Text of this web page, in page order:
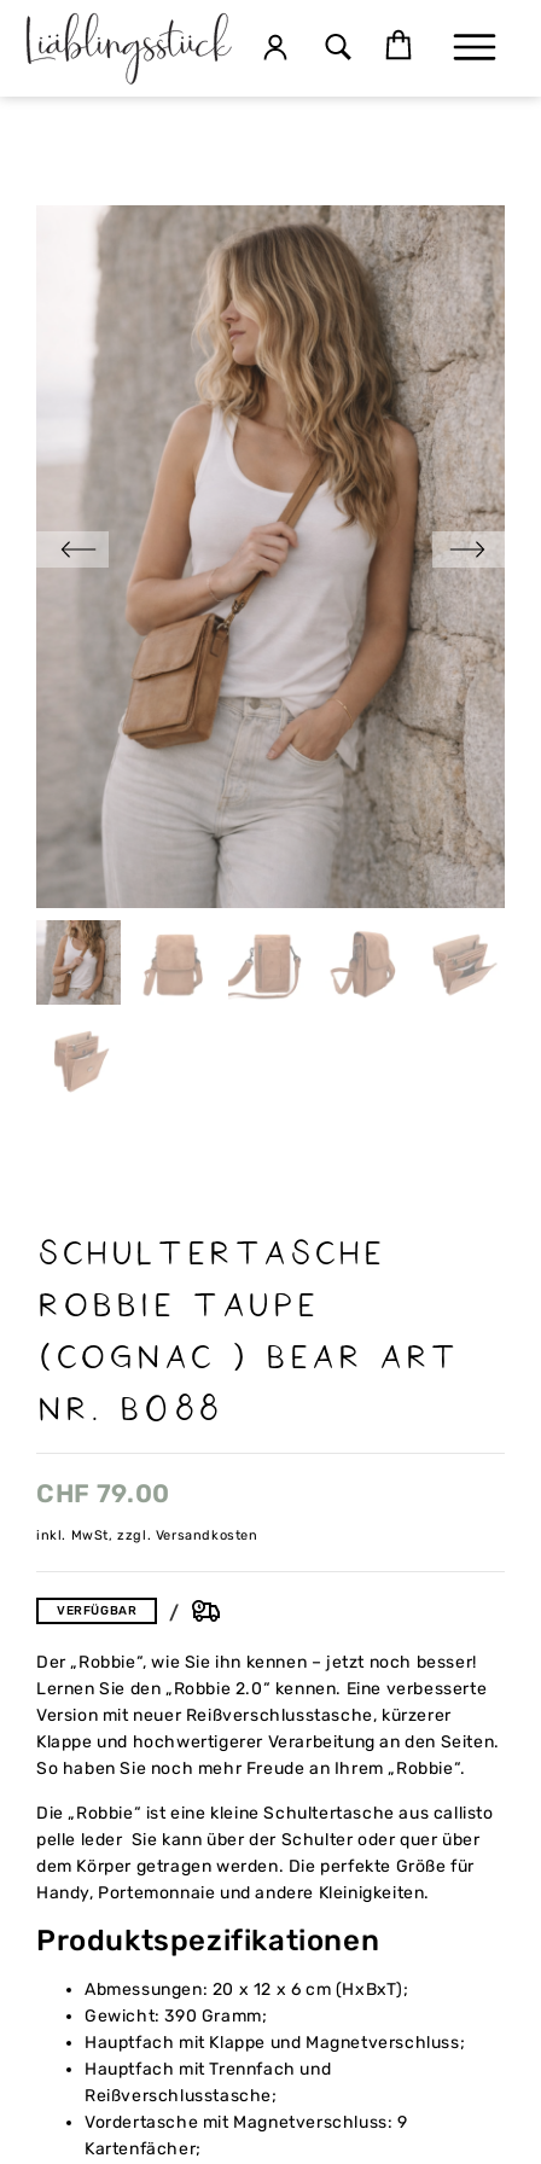
Schultertasche
Robbie taupe
(cognac ) Bear art
nr. B088
CHF 79.00
inkl. MwSt, zzgl. Versandkosten
VERFÜGBAR
Der „Robbie“, wie Sie ihn kennen – jetzt noch besser!
Lernen Sie den „Robbie 2.0“ kennen. Eine verbesserte
Version mit neuer Reißverschlusstasche, kürzerer
Klappe und hochwertigerer Verarbeitung an den Seiten.
So haben Sie noch mehr Freude an Ihrem „Robbie“.
Die „Robbie“ ist eine kleine Schultertasche aus callisto
pelle leder Sie kann über der Schulter oder quer über
dem Körper getragen werden. Die perfekte Größe für
Handy, Portemonnaie und andere Kleinigkeiten.
Produktspezifikationen
Abmessungen: 20 x 12 x 6 cm (HxBxT);
Gewicht: 390 Gramm;
Hauptfach mit Klappe und Magnetverschluss;
Hauptfach mit Trennfach und
Reißverschlusstasche;
Vordertasche mit Magnetverschluss: 9
Kartenfächer;